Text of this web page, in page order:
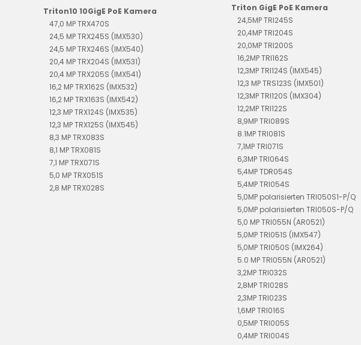
Triton10 10GigE PoE Kamera
47,0 MP TRX470S
24,5 MP TRX245S (IMX530)
24,5 MP TRX246S (IMX540)
20,4 MP TRX204S (IMX531)
20,4 MP TRX205S (IMX541)
16,2 MP TRX162S (IMX532)
16,2 MP TRX163S (IMX542)
12,3 MP TRX124S (IMX535)
12,3 MP TRX125S (IMX545)
8,3 MP TRX083S
8,1 MP TRX081S
7,1 MP TRX071S
5,0 MP TRX051S
2,8 MP TRX028S
Triton GigE PoE Kamera
24,5MP TRI245S
20,4MP TRI204S
20,0MP TRI200S
16,2MP TRI162S
12,3MP TRI124S (IMX545)
12,3 MP TRS123S (IMX501)
12,3MP TRI120S (IMX304)
12,2MP TRI122S
8,9MP TRI089S
8.1MP TRI081S
7,1MP TRI071S
6,3MP TRI064S
5,4MP TDR054S
5,4MP TRI054S
5,0MP polarisierten TRI050S1-P/Q
5,0MP polarisierten TRI050S-P/Q
5,0 MP TRI055N (AR0521)
5,0MP TRI051S (IMX547)
5,0MP TRI050S (IMX264)
5.0 MP TRI055N (AR0521)
3,2MP TRI032S
2,8MP TRI028S
2,3MP TRI023S
1,6MP TRI016S
0,5MP TRI005S
0,4MP TRI004S